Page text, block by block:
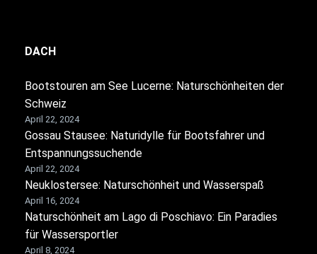
DACH
Bootstouren am See Lucerne: Naturschönheiten der
Schweiz
April 22, 2024
Gossau Stausee: Naturidylle für Bootsfahrer und
Entspannungssuchende
April 22, 2024
Neuklostersee: Naturschönheit und Wasserspaß
April 16, 2024
Naturschönheit am Lago di Poschiavo: Ein Paradies
für Wassersportler
April 8, 2024